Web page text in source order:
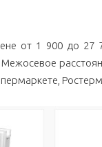
от 1 900 до 27